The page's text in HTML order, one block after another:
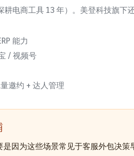
耕电商工具 13 年）。美登科技旗下
能力
/ 视频号
邀约 + 达人管理
因为这些场景常见于客服外包决